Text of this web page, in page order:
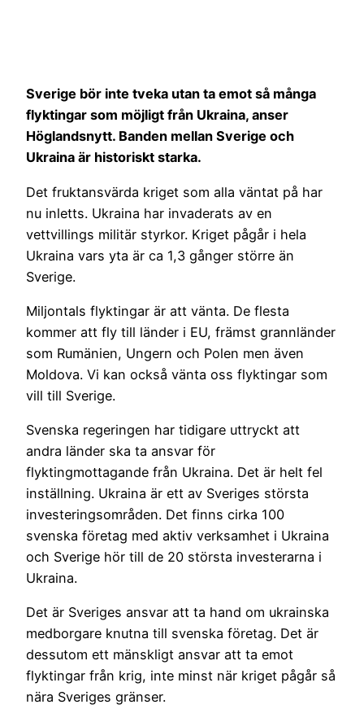
Sverige bör inte tveka utan ta emot så många
flyktingar som möjligt från Ukraina, anser
Höglandsnytt. Banden mellan Sverige och
Ukraina är historiskt starka.
Det fruktansvärda kriget som alla väntat på har
nu inletts. Ukraina har invaderats av en
vettvillings militär styrkor. Kriget pågår i hela
Ukraina vars yta är ca 1,3 gånger större än
Sverige.
Miljontals flyktingar är att vänta. De flesta
kommer att fly till länder i EU, främst grannländer
som Rumänien, Ungern och Polen men även
Moldova. Vi kan också vänta oss flyktingar som
vill till Sverige.
Svenska regeringen har tidigare uttryckt att
andra länder ska ta ansvar för
flyktingmottagande från Ukraina. Det är helt fel
inställning. Ukraina är ett av Sveriges största
investeringsområden. Det finns cirka 100
svenska företag med aktiv verksamhet i Ukraina
och Sverige hör till de 20 största investerarna i
Ukraina.
Det är Sveriges ansvar att ta hand om ukrainska
medborgare knutna till svenska företag. Det är
dessutom ett mänskligt ansvar att ta emot
flyktingar från krig, inte minst när kriget pågår så
nära Sveriges gränser.